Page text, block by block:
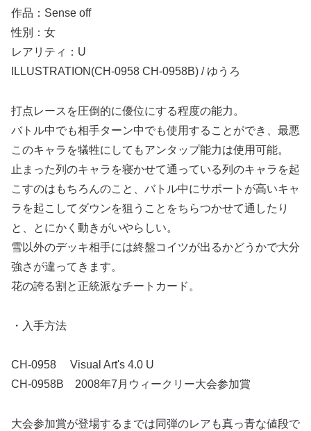
作品：Sense off
性別：女
レアリティ：U
ILLUSTRATION(CH-0958 CH-0958B) / ゆうろ
打点レースを圧倒的に優位にする程度の能力。
バトル中でも相手ターン中でも使用することができ、最悪
このキャラを犠牲にしてもアンタップ能力は使用可能。
止まった列のキャラを寝かせて通っている列のキャラを起
こすのはもちろんのこと、バトル中にサポートが高いキャ
ラを起こしてダウンを狙うことをちらつかせて通したり
と、とにかく動きがいやらしい。
雪以外のデッキ相手には終盤コイツが出るかどうかで大分
強さが違ってきます。
花の誇る割と正統派なチートカード。
・入手方法
CH-0958 Visual Art's 4.0 U
CH-0958B 2008年7月ウィークリー大会参加賞
大会参加賞が登場するまでは同弾のレアも真っ青な値段で